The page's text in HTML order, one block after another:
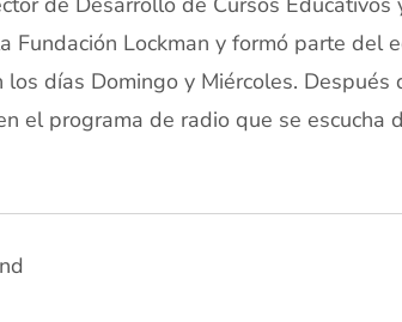
Fundación Lockman y formó parte
los días Domingo y Miércoles.
el programa de radio que se